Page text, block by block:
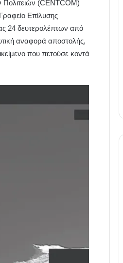
(CENTCOM)
Επίλυσης
24 δευτερολέπτων από
αναφορά αποστολής,
που πετούσε κοντά